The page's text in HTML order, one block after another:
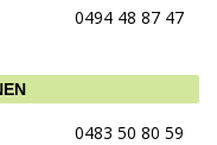
0494 48 87 47
0483 50 80 59